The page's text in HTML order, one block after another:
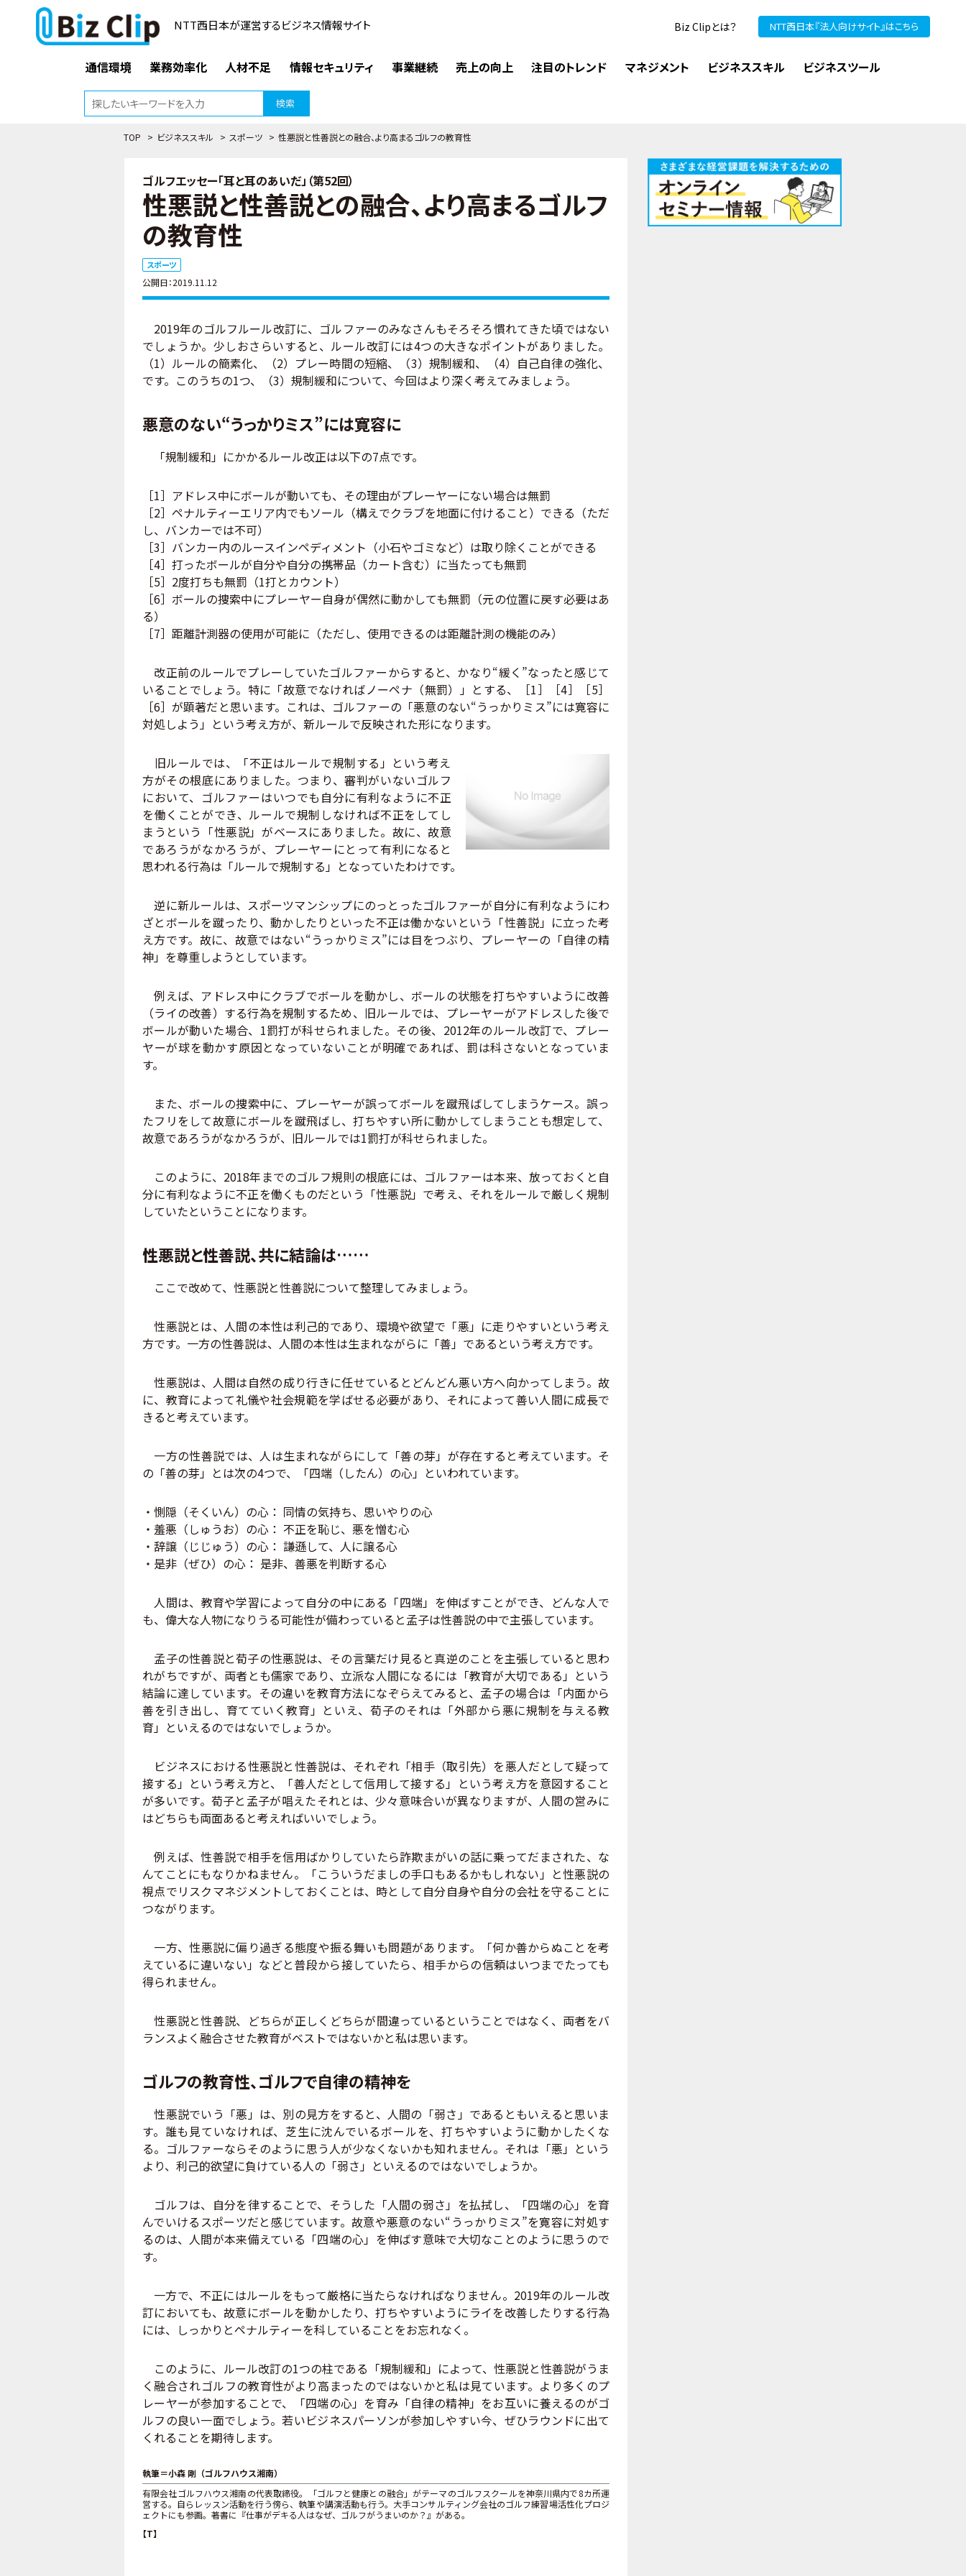
NTT西日本が運営するビジネス情報サイト Biz Clipとは？ NTT西日本『法人向けサイト』はこちら
通信環境 業務効率化 人材不足 情報セキュリティ 事業継続 売上の向上 注目のトレンド マネジメント ビジネススキル ビジネスツール
検索
TOP > ビジネススキル > スポーツ > 性悪説と性善説との融合、より高まるゴルフの教育性
ゴルフエッセー「耳と耳のあいだ」（第52回）
性悪説と性善説との融合、より高まるゴルフ
の教育性
スポーツ
公開日：2019.11.12
2019年のゴルフルール改訂に、ゴルファーのみなさんもそろそろ慣れてきた頃ではない
でしょうか。少しおさらいすると、ルール改訂には4つの大きなポイントがありました。
（1）ルールの簡素化、（2）プレー時間の短縮、（3）規制緩和、（4）自己自律の強化、
です。このうちの1つ、（3）規制緩和について、今回はより深く考えてみましょう。
悪意のない“うっかりミス”には寛容に
「規制緩和」にかかるルール改正は以下の7点です。
［1］アドレス中にボールが動いても、その理由がプレーヤーにない場合は無罰
［2］ペナルティーエリア内でもソール（構えでクラブを地面に付けること）できる（ただ
し、バンカーでは不可）
［3］バンカー内のルースインペディメント（小石やゴミなど）は取り除くことができる
［4］打ったボールが自分や自分の携帯品（カート含む）に当たっても無罰
［5］2度打ちも無罰（1打とカウント）
［6］ボールの捜索中にプレーヤー自身が偶然に動かしても無罰（元の位置に戻す必要はあ
る）
［7］距離計測器の使用が可能に（ただし、使用できるのは距離計測の機能のみ）
改正前のルールでプレーしていたゴルファーからすると、かなり“緩く”なったと感じて
いることでしょう。特に「故意でなければノーペナ（無罰）」とする、［1］［4］［5］
［6］が顕著だと思います。これは、ゴルファーの「悪意のない“うっかりミス”には寛容に
対処しよう」という考え方が、新ルールで反映された形になります。
旧ルールでは、「不正はルールで規制する」という考え
方がその根底にありました。つまり、審判がいないゴルフ
において、ゴルファーはいつでも自分に有利なように不正
を働くことができ、ルールで規制しなければ不正をしてし
まうという「性悪説」がベースにありました。故に、故意
であろうがなかろうが、プレーヤーにとって有利になると
思われる行為は「ルールで規制する」となっていたわけです。
逆に新ルールは、スポーツマンシップにのっとったゴルファーが自分に有利なようにわ
ざとボールを蹴ったり、動かしたりといった不正は働かないという「性善説」に立った考
え方です。故に、故意ではない“うっかりミス”には目をつぶり、プレーヤーの「自律の精
神」を尊重しようとしています。
例えば、アドレス中にクラブでボールを動かし、ボールの状態を打ちやすいように改善
（ライの改善）する行為を規制するため、旧ルールでは、プレーヤーがアドレスした後で
ボールが動いた場合、1罰打が科せられました。その後、2012年のルール改訂で、プレー
ヤーが球を動かす原因となっていないことが明確であれば、罰は科さないとなっていま
す。
また、ボールの捜索中に、プレーヤーが誤ってボールを蹴飛ばしてしまうケース。誤っ
たフリをして故意にボールを蹴飛ばし、打ちやすい所に動かしてしまうことも想定して、
故意であろうがなかろうが、旧ルールでは1罰打が科せられました。
このように、2018年までのゴルフ規則の根底には、ゴルファーは本来、放っておくと自
分に有利なように不正を働くものだという「性悪説」で考え、それをルールで厳しく規制
していたということになります。
性悪説と性善説、共に結論は……
ここで改めて、性悪説と性善説について整理してみましょう。
性悪説とは、人間の本性は利己的であり、環境や欲望で「悪」に走りやすいという考え
方です。一方の性善説は、人間の本性は生まれながらに「善」であるという考え方です。
性悪説は、人間は自然の成り行きに任せているとどんどん悪い方へ向かってしまう。故
に、教育によって礼儀や社会規範を学ばせる必要があり、それによって善い人間に成長で
きると考えています。
一方の性善説では、人は生まれながらにして「善の芽」が存在すると考えています。そ
の「善の芽」とは次の4つで、「四端（したん）の心」といわれています。
・惻隠（そくいん）の心： 同情の気持ち、思いやりの心
・羞悪（しゅうお）の心： 不正を恥じ、悪を憎む心
・辞譲（じじゅう）の心： 謙遜して、人に譲る心
・是非（ぜひ）の心： 是非、善悪を判断する心
人間は、教育や学習によって自分の中にある「四端」を伸ばすことができ、どんな人で
も、偉大な人物になりうる可能性が備わっていると孟子は性善説の中で主張しています。
孟子の性善説と荀子の性悪説は、その言葉だけ見ると真逆のことを主張していると思わ
れがちですが、両者とも儒家であり、立派な人間になるには「教育が大切である」という
結論に達しています。その違いを教育方法になぞらえてみると、孟子の場合は「内面から
善を引き出し、育てていく教育」といえ、荀子のそれは「外部から悪に規制を与える教
育」といえるのではないでしょうか。
ビジネスにおける性悪説と性善説は、それぞれ「相手（取引先）を悪人だとして疑って
接する」という考え方と、「善人だとして信用して接する」という考え方を意図すること
が多いです。荀子と孟子が唱えたそれとは、少々意味合いが異なりますが、人間の営みに
はどちらも両面あると考えればいいでしょう。
例えば、性善説で相手を信用ばかりしていたら詐欺まがいの話に乗ってだまされた、な
んてことにもなりかねません。「こういうだましの手口もあるかもしれない」と性悪説の
視点でリスクマネジメントしておくことは、時として自分自身や自分の会社を守ることに
つながります。
一方、性悪説に偏り過ぎる態度や振る舞いも問題があります。「何か善からぬことを考
えているに違いない」などと普段から接していたら、相手からの信頼はいつまでたっても
得られません。
性悪説と性善説、どちらが正しくどちらが間違っているということではなく、両者をバ
ランスよく融合させた教育がベストではないかと私は思います。
ゴルフの教育性、ゴルフで自律の精神を
性悪説でいう「悪」は、別の見方をすると、人間の「弱さ」であるともいえると思いま
す。誰も見ていなければ、芝生に沈んでいるボールを、打ちやすいように動かしたくな
る。ゴルファーならそのように思う人が少なくないかも知れません。それは「悪」という
より、利己的欲望に負けている人の「弱さ」といえるのではないでしょうか。
ゴルフは、自分を律することで、そうした「人間の弱さ」を払拭し、「四端の心」を育
んでいけるスポーツだと感じています。故意や悪意のない“うっかりミス”を寛容に対処す
るのは、人間が本来備えている「四端の心」を伸ばす意味で大切なことのように思うので
す。
一方で、不正にはルールをもって厳格に当たらなければなりません。2019年のルール改
訂においても、故意にボールを動かしたり、打ちやすいようにライを改善したりする行為
には、しっかりとペナルティーを科していることをお忘れなく。
このように、ルール改訂の1つの柱である「規制緩和」によって、性悪説と性善説がうま
く融合されゴルフの教育性がより高まったのではないかと私は見ています。より多くのプ
レーヤーが参加することで、「四端の心」を育み「自律の精神」をお互いに養えるのがゴ
ルフの良い一面でしょう。若いビジネスパーソンが参加しやすい今、ぜひラウンドに出て
くれることを期待します。
執筆＝小森 剛（ゴルフハウス湘南）
有限会社ゴルフハウス湘南の代表取締役。「ゴルフと健康との融合」がテーマのゴルフスクールを神奈川県内で8カ所運
営する。自らレッスン活動を行う傍ら、執筆や講演活動も行う。大手コンサルティング会社のゴルフ練習場活性化プロジ
ェクトにも参画。著書に『仕事がデキる人はなぜ、ゴルフがうまいのか？』がある。
【T】